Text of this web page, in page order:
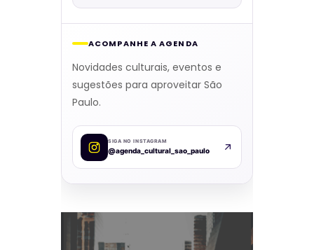
ACOMPANHE A AGENDA
Novidades culturais, eventos e
sugestões para aproveitar São
Paulo.
SIGA NO INSTAGRAM
@agenda_cultural_sao_paulo